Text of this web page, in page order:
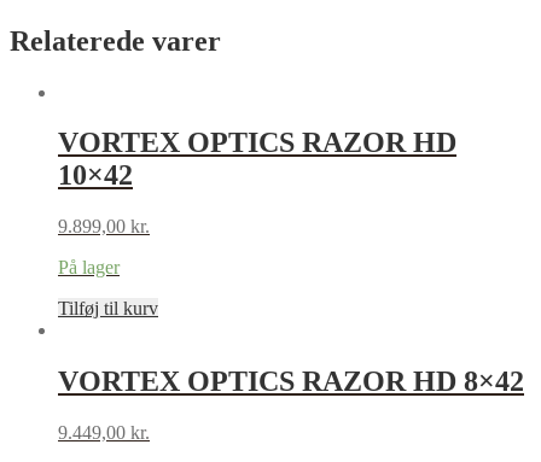
Relaterede varer
VORTEX OPTICS RAZOR HD
10×42
9.899,00 kr.
På lager
Tilføj til kurv
VORTEX OPTICS RAZOR HD 8×42
9.449,00 kr.